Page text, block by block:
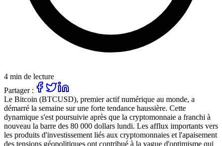
4 min de lecture
Partager :
Le Bitcoin (BTCUSD), premier actif numérique au monde, a
démarré la semaine sur une forte tendance haussière. Cette
dynamique s'est poursuivie après que la cryptomonnaie a franchi à
nouveau la barre des 80 000 dollars lundi. Les afflux importants vers
les produits d'investissement liés aux cryptomonnaies et l'apaisement
des tensions géopolitiques ont contribué à la vague d'optimisme qui